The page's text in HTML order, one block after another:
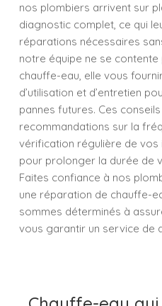
nos plombiers arrivent sur
diagnostic complet, ce qui
réparations nécessaires
notre équipe ne se
chauffe-eau, elle vous
d’utilisation et d’entretien
pannes futures. Ces
recommandations sur la
vérification régulière de vos
pour prolonger la durée de
Faites confiance à nos
une réparation de chauffe-
sommes déterminés à
vous garantir un service de